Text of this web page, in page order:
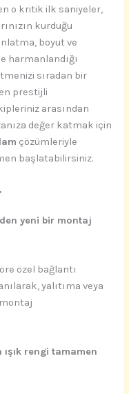
o kritik ilk saniyeler,
kurduğu
boyut ve
harmanlandığı
sıradan bir
prestijli
arasından
değer katmak için
çözümleriyle
başlatabilirsiniz.
yeni bir montaj
özel bağlantı
yalıtıma veya
rengi tamamen